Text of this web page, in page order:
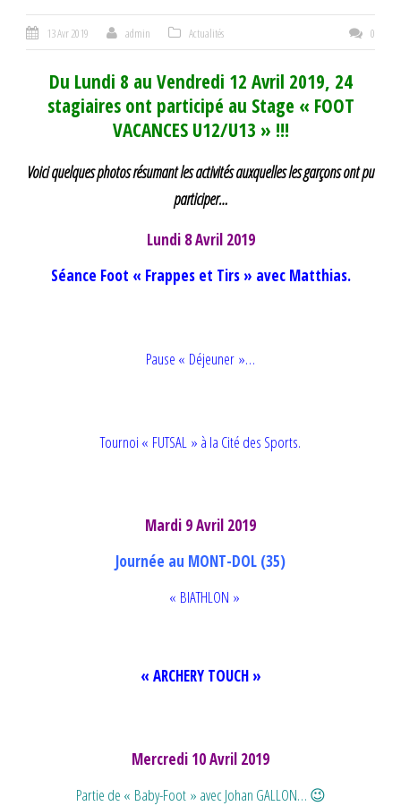
13 Avr 2019 admin Actualités 0
Du Lundi 8 au Vendredi 12 Avril 2019, 24
stagiaires ont participé au Stage « FOOT
VACANCES U12/U13 » !!!
Voici quelques photos résumant les activités auxquelles les garçons ont pu
participer…
Lundi 8 Avril 2019
Séance Foot « Frappes et Tirs » avec Matthias.
Pause « Déjeuner »…
Tournoi « FUTSAL » à la Cité des Sports.
Mardi 9 Avril 2019
Journée au MONT-DOL (35)
« BIATHLON »
« ARCHERY TOUCH »
Mercredi 10 Avril 2019
Partie de « Baby-Foot » avec Johan GALLON… 😉